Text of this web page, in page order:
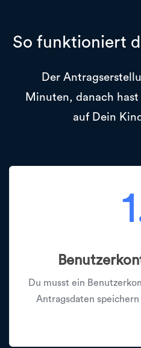
So funktioniert
Der
Minuten, danach
auf Dein
Du musst ein
Antragsdaten